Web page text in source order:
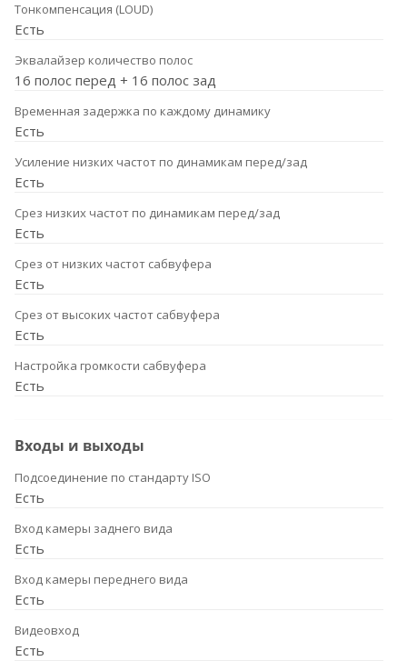
Тонкомпенсация (LOUD)
Есть
Эквалайзер количество полос
16 полос перед + 16 полос зад
Временная задержка по каждому динамику
Есть
Усиление низких частот по динамикам перед/зад
Есть
Срез низких частот по динамикам перед/зад
Есть
Срез от низких частот сабвуфера
Есть
Срез от высоких частот сабвуфера
Есть
Настройка громкости сабвуфера
Есть
Входы и выходы
Подсоединение по стандарту ISO
Есть
Вход камеры заднего вида
Есть
Вход камеры переднего вида
Есть
Видеовход
Есть